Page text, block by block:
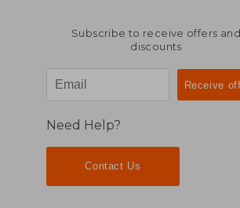
Subscribe to receive offers and
discounts
Need Help?
Contact Us